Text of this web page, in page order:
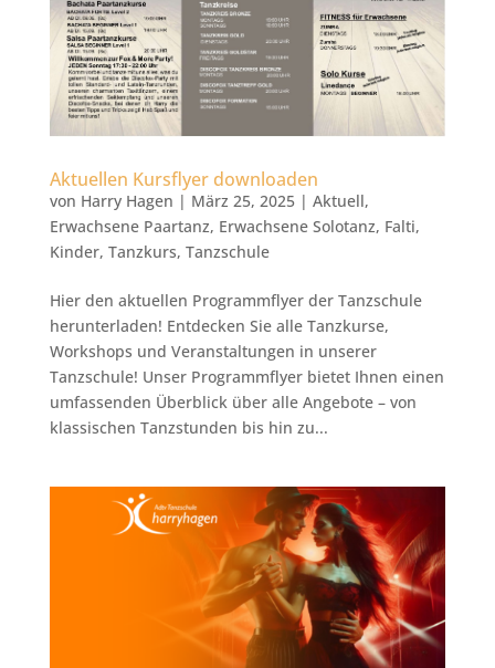
Aktuellen Kursflyer downloaden
von Harry Hagen | März 25, 2025| Aktuell,
Erwachsene Paartanz, Erwachsene Solotanz, Falti,
Kinder, Tanzkurs, Tanzschule
Hier den aktuellen Programmflyer der Tanzschule
herunterladen! Entdecken Sie alle Tanzkurse,
Workshops und Veranstaltungen in unserer
Tanzschule! Unser Programmflyer bietet Ihnen einen
umfassenden Überblick über alle Angebote – von
klassischen Tanzstunden bis hin zu...